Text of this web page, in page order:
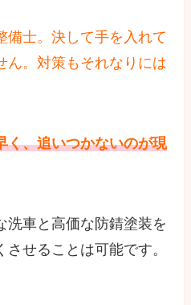
備士。決して手を入れて
ん。対策もそれなりには
く、追いつかないのが現
洗車と高価な防錆塗装を
せることは可能です。